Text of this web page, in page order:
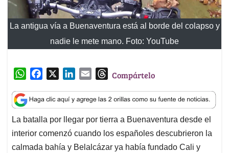
La antigua vía a Buenaventura está al borde del colapso y
nadie le mete mano. Foto: YouTube
W
a
t
s
A
p
c
e
b
o
o
n
k
e
d
I
a
i
l
T
r
e
a
d
s
Compártelo
La batalla por llegar por tierra a Buenaventura desde el
interior comenzó cuando los españoles descubrieron la
calmada bahía y Belalcázar ya había fundado Cali y